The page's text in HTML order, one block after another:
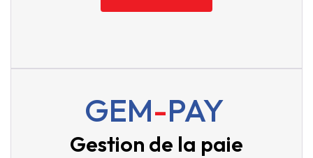
GEM-PAY
Gestion de la paie